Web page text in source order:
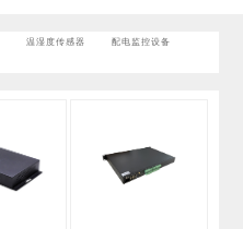
温湿度传感器 配电监控设备